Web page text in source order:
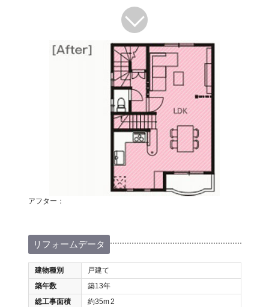
アフター：
リフォームデータ
建物種別
戸建て
築年数
築13年
総工事面積
約35m2